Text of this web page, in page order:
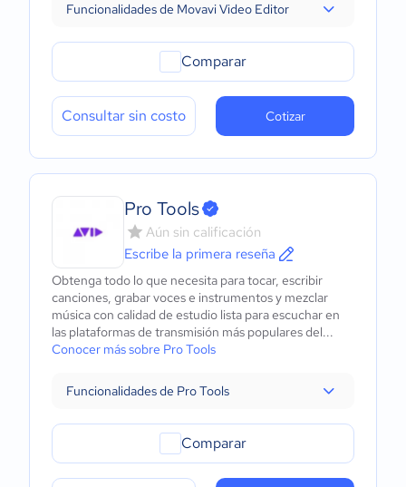
Funcionalidades de Movavi Video Editor
Comparar
Consultar sin costo Cotizar
Pro Tools
Aún sin calificación
Escribe la primera reseña
Obtenga todo lo que necesita para tocar, escribir
canciones, grabar voces e instrumentos y mezclar
música con calidad de estudio lista para escuchar en
las plataformas de transmisión más populares del...
Conocer más sobre Pro Tools
Funcionalidades de Pro Tools
Comparar